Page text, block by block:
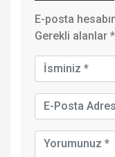
E-posta
Gerekli alanlar *